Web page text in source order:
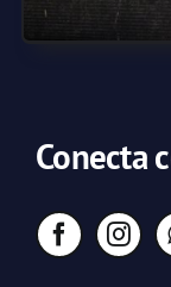
Conecta